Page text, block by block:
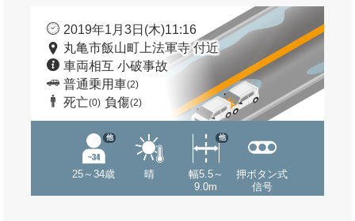
2019年1月3日(木)11:16
丸亀市飯山町上法軍寺 付近
車両相互 小破事故
普通乗用車(2)
死亡(0) 負傷(2)
25～34歳
他
晴
幅5.5～
9.0m
他
押ボタン式
信号